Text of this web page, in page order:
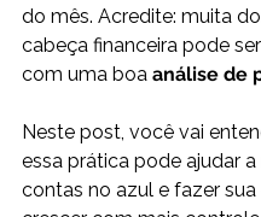
do mês. Acredite: muita
cabeça financeira pode
com uma boa análise de
Neste post, você vai
essa prática pode ajudar
contas no azul e fazer sua